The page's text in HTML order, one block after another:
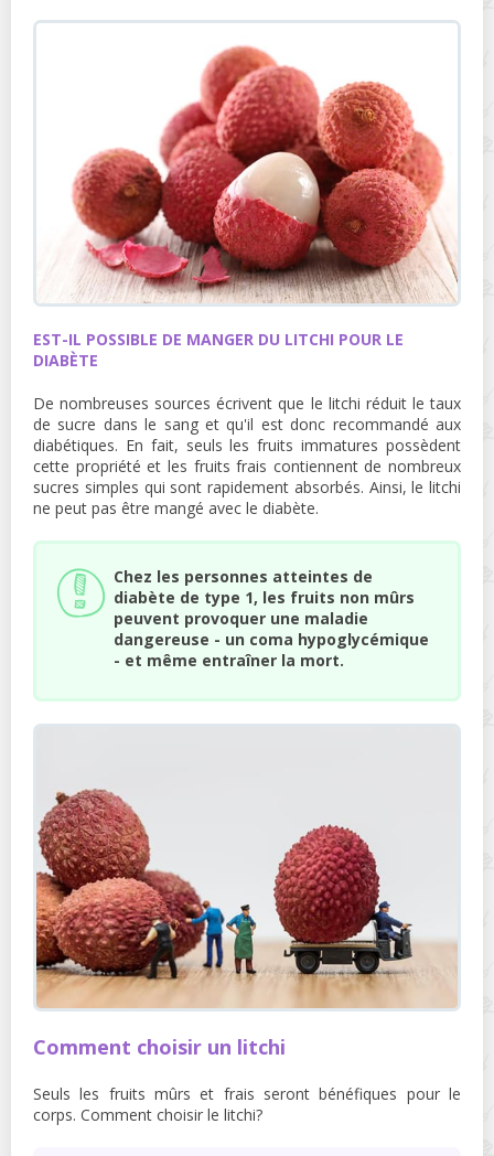
EST-IL POSSIBLE DE MANGER DU LITCHI POUR LE
DIABÈTE
De nombreuses sources écrivent que le litchi réduit le taux
de sucre dans le sang et qu'il est donc recommandé aux
diabétiques. En fait, seuls les fruits immatures possèdent
cette propriété et les fruits frais contiennent de nombreux
sucres simples qui sont rapidement absorbés. Ainsi, le litchi
ne peut pas être mangé avec le diabète.
Chez les personnes atteintes de
diabète de type 1, les fruits non mûrs
peuvent provoquer une maladie
dangereuse - un coma hypoglycémique
- et même entraîner la mort.
Comment choisir un litchi
Seuls les fruits mûrs et frais seront bénéfiques pour le
corps. Comment choisir le litchi?